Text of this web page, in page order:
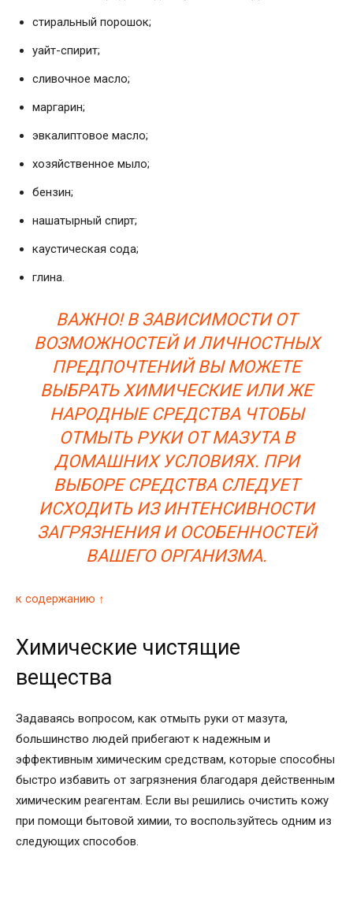
стиральный порошок;
уайт-спирит;
сливочное масло;
маргарин;
эвкалиптовое масло;
хозяйственное мыло;
бензин;
нашатырный спирт;
каустическая сода;
глина.
ВАЖНО! В ЗАВИСИМОСТИ ОТ
ВОЗМОЖНОСТЕЙ И ЛИЧНОСТНЫХ
ПРЕДПОЧТЕНИЙ ВЫ МОЖЕТЕ
ВЫБРАТЬ ХИМИЧЕСКИЕ ИЛИ ЖЕ
НАРОДНЫЕ СРЕДСТВА ЧТОБЫ
ОТМЫТЬ РУКИ ОТ МАЗУТА В
ДОМАШНИХ УСЛОВИЯХ. ПРИ
ВЫБОРЕ СРЕДСТВА СЛЕДУЕТ
ИСХОДИТЬ ИЗ ИНТЕНСИВНОСТИ
ЗАГРЯЗНЕНИЯ И ОСОБЕННОСТЕЙ
ВАШЕГО ОРГАНИЗМА.
к содержанию ↑
Химические чистящие
вещества
Задаваясь вопросом, как отмыть руки от мазута,
большинство людей прибегают к надежным и
эффективным химическим средствам, которые способны
быстро избавить от загрязнения благодаря действенным
химическим реагентам. Если вы решились очистить кожу
при помощи бытовой химии, то воспользуйтесь одним из
следующих способов.